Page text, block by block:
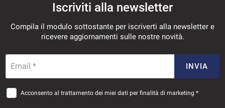
VEDI
816€/mese
36 Mesi
Iscriviti alla newsletter
Compila il modulo sottostante per iscriverti alla newsletter e
ricevere aggiornamenti sulle nostre novità.
Email * INVIA
Acconsento al trattamento dei miei dati per finalità di marketing *